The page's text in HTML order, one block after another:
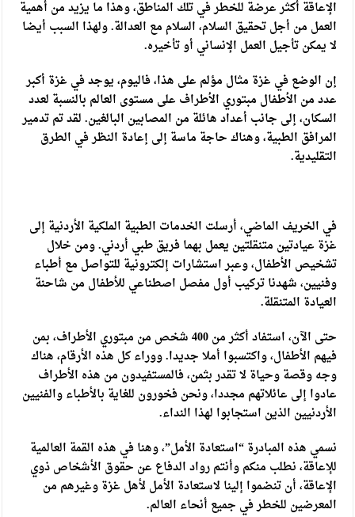
الإعاقة أكثر عرضة للخطر في تلك المناطق، وهذا ما يزيد من أهمية
العمل من أجل تحقيق السلام، السلام مع العدالة. ولهذا السبب أيضا
لا يمكن تأجيل العمل الإنساني أو تأخيره.
إن الوضع في غزة مثال مؤلم على هذا، فاليوم، يوجد في غزة أكبر
عدد من الأطفال مبتوري الأطراف على مستوى العالم بالنسبة لعدد
السكان، إلى جانب أعداد هائلة من المصابين البالغين. لقد تم تدمير
المرافق الطبية، وهناك حاجة ماسة إلى إعادة النظر في الطرق
التقليدية.
في الخريف الماضي، أرسلت الخدمات الطبية الملكية الأردنية إلى
غزة عيادتين متنقلتين يعمل بهما فريق طبي أردني. ومن خلال
تشخيص الأطفال، وعبر استشارات إلكترونية للتواصل مع أطباء
وفنيين، شهدنا تركيب أول مفصل اصطناعي للأطفال من شاحنة
العيادة المتنقلة.
حتى الآن، استفاد أكثر من 400 شخص من مبتوري الأطراف، بمن
فيهم الأطفال، واكتسبوا أملا جديدا. ووراء كل هذه الأرقام، هناك
وجه وقصة وحياة لا تقدر بثمن، فالمستفيدون من هذه الأطراف
عادوا إلى عائلاتهم مجددا، ونحن فخورون للغاية بالأطباء والفنيين
الأردنيين الذين استجابوا لهذا النداء.
نسمي هذه المبادرة “استعادة الأمل”، وهنا في هذه القمة العالمية
للإعاقة، نطلب منكم وأنتم رواد الدفاع عن حقوق الأشخاص ذوي
الإعاقة، أن تنضموا إلينا لاستعادة الأمل لأهل غزة وغيرهم من
المعرضين للخطر في جميع أنحاء العالم.